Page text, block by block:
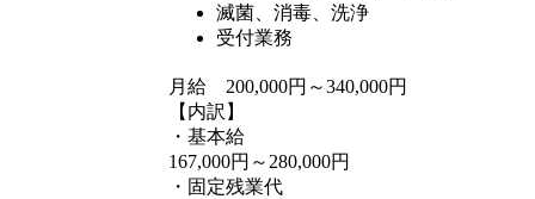
滅菌、消毒、洗浄
受付業務
月給 200,000円～340,000円
【内訳】
・基本給
167,000円～280,000円
・固定残業代